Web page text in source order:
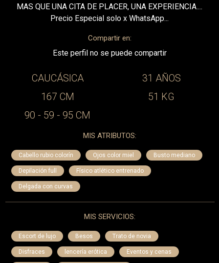
MAS QUE UNA CITA DE PLACER, UNA EXPERIENCIA....
Precio Especial solo x WhatsApp...
Compartir en:
Este perfil no se puede compartir
CAUCÁSICA
31 AÑOS
167 CM
51 KG
90 - 59 - 95 CM
MIS ATRIBUTOS:
Cabello rubio colorín Ojos color miel Busto mediano
Depilación full Físico atlético entrenado
Delgada con curvas
MIS SERVICIOS:
Escort de lujo Besos Trato de novia
Disfraces lencería erótica Eventos y cenas